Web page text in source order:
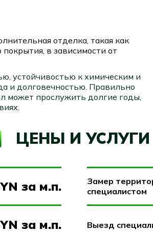
отделка, такая как
в зависимости от
устойчивостью к химическим и
и долговечностью. Правильно
может прослужить долгие годы,
ЦЕНЫ И УСЛУГИ
за м.п.
за м.п.
Замер
специалистом
Выезд